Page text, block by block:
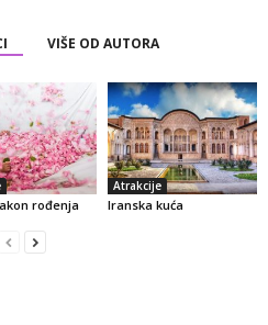
VIŠE OD AUTORA
rođenja
Atrakcije
Iranska kuća